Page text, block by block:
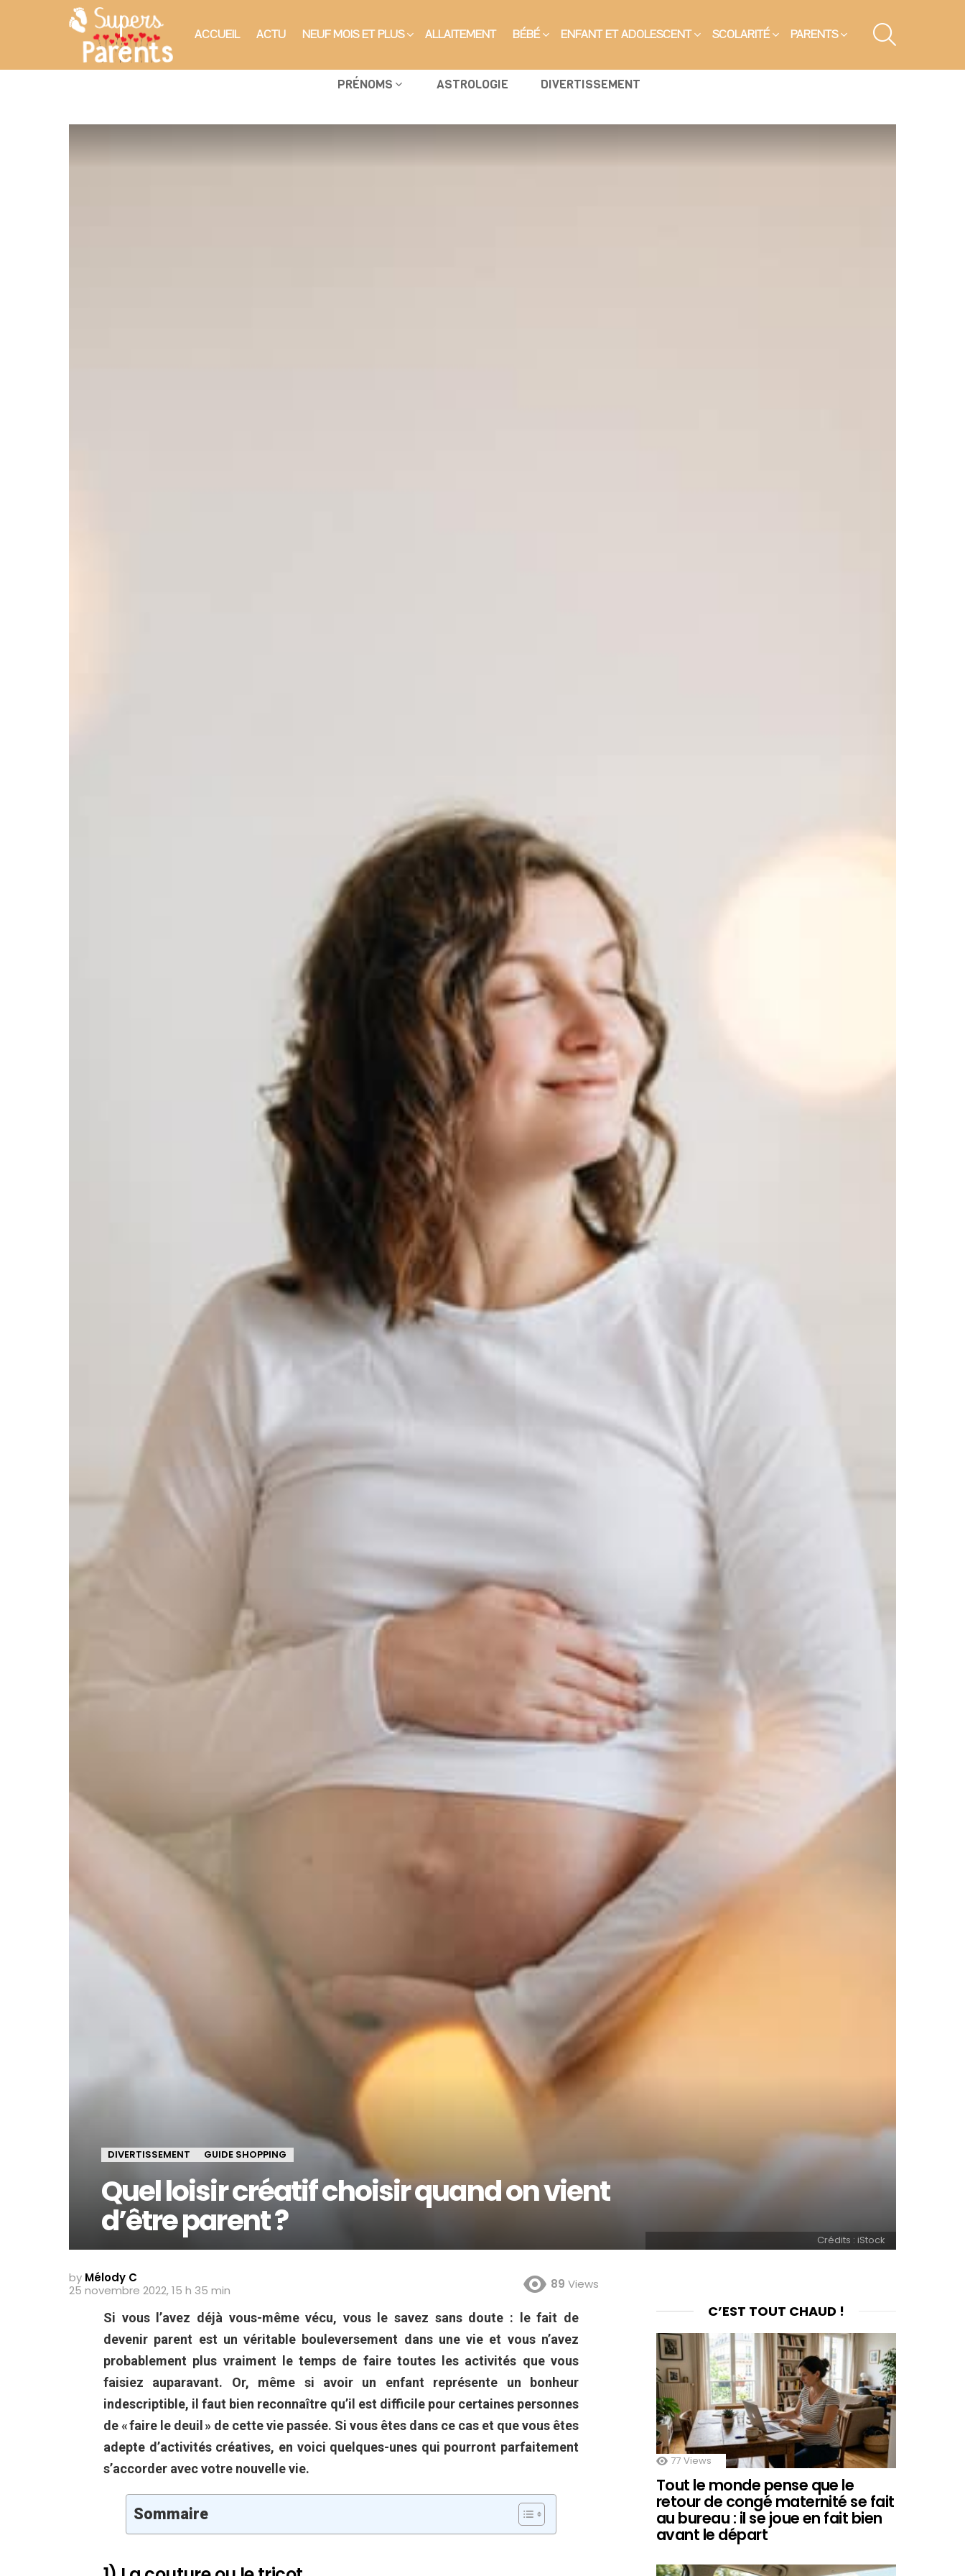
ACCUEIL ACTU NEUF MOIS ET PLUS ALLAITEMENT BÉBÉ ENFANT ET ADOLESCENT SCOLARITÉ PARENTS
PRÉNOMS ASTROLOGIE DIVERTISSEMENT
DIVERTISSEMENT GUIDE SHOPPING
Quel loisir créatif choisir quand on vient
d’être parent ?
Crédits : iStock
by Mélody C
25 novembre 2022, 15 h 35 min
89 Views
Si vous l’avez déjà vous-même vécu, vous le savez sans doute : le fait de
devenir parent est un véritable bouleversement dans une vie et vous n’avez
probablement plus vraiment le temps de faire toutes les activités que vous
faisiez auparavant. Or, même si avoir un enfant représente un bonheur
indescriptible, il faut bien reconnaître qu’il est difficile pour certaines personnes
de « faire le deuil » de cette vie passée. Si vous êtes dans ce cas et que vous êtes
adepte d’activités créatives, en voici quelques-unes qui pourront parfaitement
s’accorder avec votre nouvelle vie.
Sommaire
C’EST TOUT CHAUD !
77 Views
Tout le monde pense que le
retour de congé maternité se fait
au bureau : il se joue en fait bien
avant le départ